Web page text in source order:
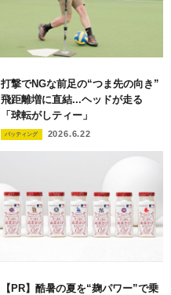
打撃でNGな前足の“つま先の向き”
飛距離増に直結...ヘッドが走る
「球転がしティー」
バッティング 2026.6.22
【PR】酷暑の夏を“麹パワー”で乗